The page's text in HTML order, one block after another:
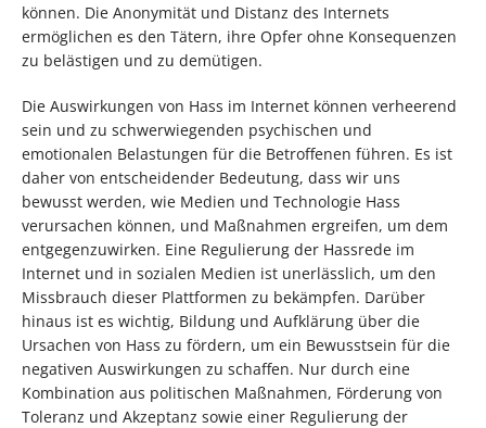
können. Die Anonymität und Distanz des Internets
ermöglichen es den Tätern, ihre Opfer ohne Konsequenzen
zu belästigen und zu demütigen.
Die Auswirkungen von Hass im Internet können verheerend
sein und zu schwerwiegenden psychischen und
emotionalen Belastungen für die Betroffenen führen. Es ist
daher von entscheidender Bedeutung, dass wir uns
bewusst werden, wie Medien und Technologie Hass
verursachen können, und Maßnahmen ergreifen, um dem
entgegenzuwirken. Eine Regulierung der Hassrede im
Internet und in sozialen Medien ist unerlässlich, um den
Missbrauch dieser Plattformen zu bekämpfen. Darüber
hinaus ist es wichtig, Bildung und Aufklärung über die
Ursachen von Hass zu fördern, um ein Bewusstsein für die
negativen Auswirkungen zu schaffen. Nur durch eine
Kombination aus politischen Maßnahmen, Förderung von
Toleranz und Akzeptanz sowie einer Regulierung der